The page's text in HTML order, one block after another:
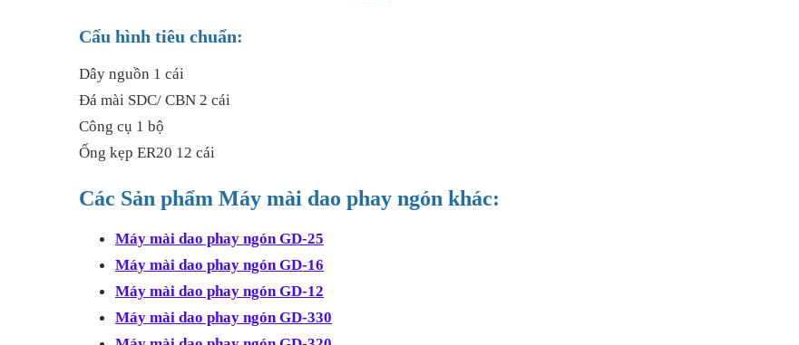
Cấu hình tiêu chuẩn:
Dây nguồn 1 cái
Đá mài SDC/ CBN 2 cái
Công cụ 1 bộ
Ống kẹp ER20 12 cái
Các Sản phẩm Máy mài dao phay ngón khác:
Máy mài dao phay ngón GD-25
Máy mài dao phay ngón GD-16
Máy mài dao phay ngón GD-12
Máy mài dao phay ngón GD-330